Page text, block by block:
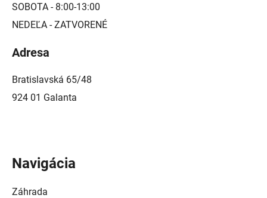
SOBOTA - 8:00-13:00
NEDEĽA - ZATVORENÉ
Adresa
Bratislavská 65/48
924 01 Galanta
Navigácia
Záhrada